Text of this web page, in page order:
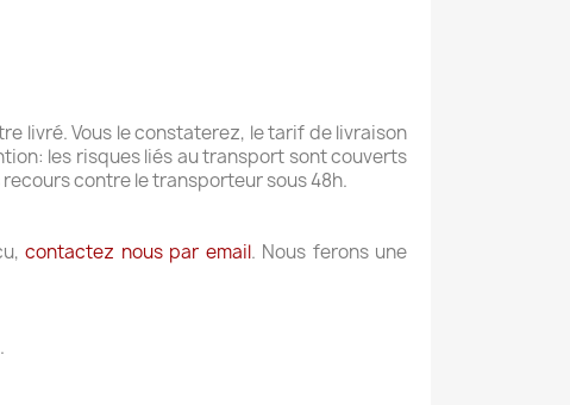
livré. Vous le constaterez, le tarif de livraison
les risques liés au transport sont couverts
contre le transporteur sous 48h.
contactez nous par email. Nous ferons une